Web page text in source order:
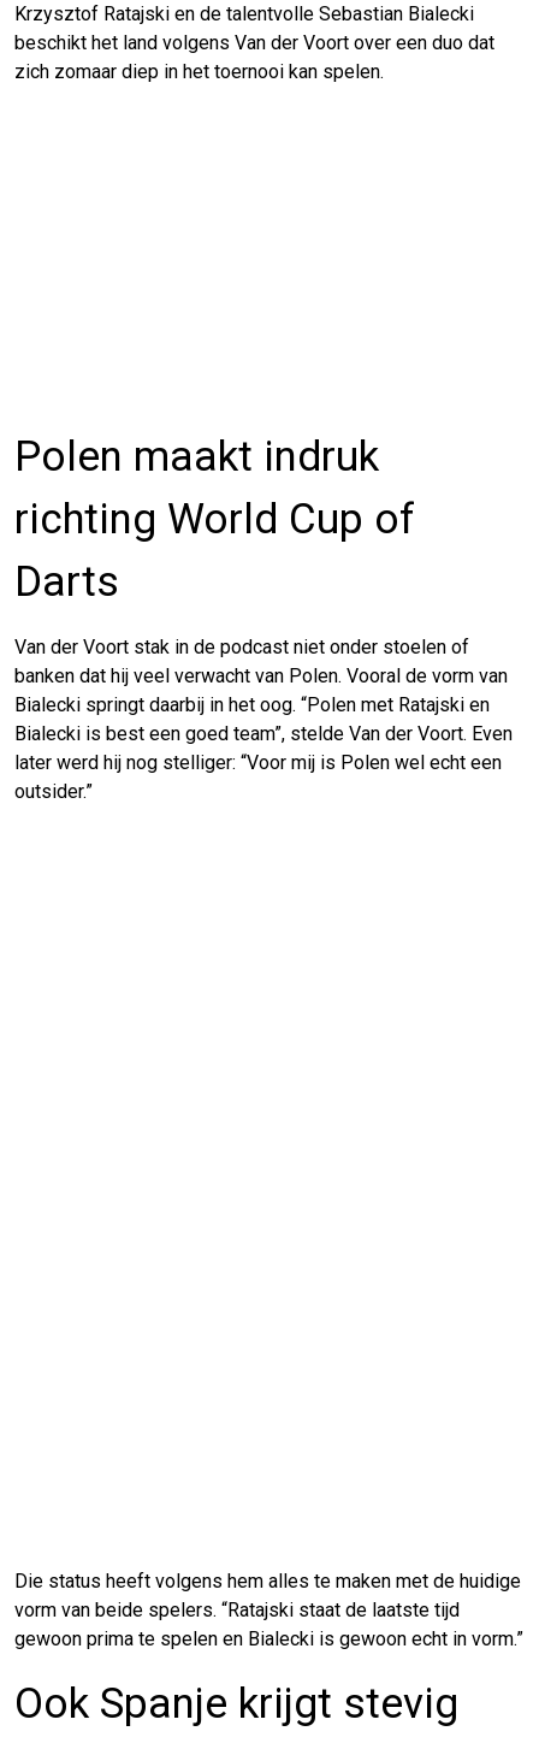
Krzysztof Ratajski en de talentvolle Sebastian Bialecki
beschikt het land volgens Van der Voort over een duo dat
zich zomaar diep in het toernooi kan spelen.
Polen maakt indruk
richting World Cup of
Darts
Van der Voort stak in de podcast niet onder stoelen of
banken dat hij veel verwacht van Polen. Vooral de vorm van
Bialecki springt daarbij in het oog. “Polen met Ratajski en
Bialecki is best een goed team”, stelde Van der Voort. Even
later werd hij nog stelliger: “Voor mij is Polen wel echt een
outsider.”
Die status heeft volgens hem alles te maken met de huidige
vorm van beide spelers. “Ratajski staat de laatste tijd
gewoon prima te spelen en Bialecki is gewoon echt in vorm.”
Ook Spanje krijgt stevig